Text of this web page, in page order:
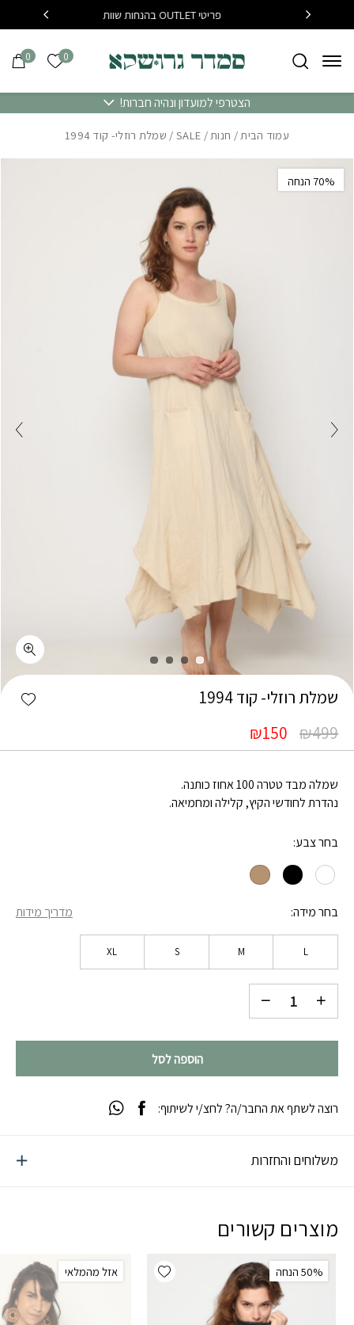
Skip to Content פריטי OUTLET בהנחות שוות
0 הרשימה
0
הצטרפי למועדון ונהיה חברות!
עמוד הבית/ חנות/
SALE / שמלת רוזלי- קוד 1994
שמלת רוזלי- קוד 1994
₪499
₪150
שמלה מבד טטרה 100 אחוז כותנה.
נהדרת לחודשי הקיץ, קלילה ומחמיאה.
בחר צבע
בחר מידה מדריך מידות
L
M
S
XL
הוספה לסל
משלוחים והחזרות
רוצה לשתף את החבר/ה? לחצ/י לשיתוף:
‫70% הנחה
מוצרים קשורים
Add wishlist ‫50% הנחה אזל מהמלאי
בחזרה למעלה